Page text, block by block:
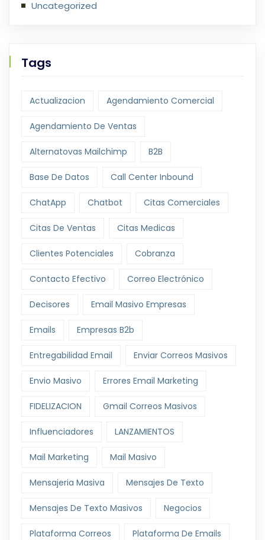
Uncategorized
Tags
Actualizacion Agendamiento Comercial
Agendamiento De Ventas
Alternatovas Mailchimp B2B
Base De Datos Call Center Inbound
ChatApp Chatbot Citas Comerciales
Citas De Ventas Citas Medicas
Clientes Potenciales Cobranza
Contacto Efectivo Correo Electrónico
Decisores Email Masivo Empresas
Emails Empresas B2b
Entregabilidad Email Enviar Correos Masivos
Envio Masivo Errores Email Marketing
FIDELIZACION Gmail Correos Masivos
Influenciadores LANZAMIENTOS
Mail Marketing Mail Masivo
Mensajeria Masiva Mensajes De Texto
Mensajes De Texto Masivos Negocios
Plataforma Correos Plataforma De Emails